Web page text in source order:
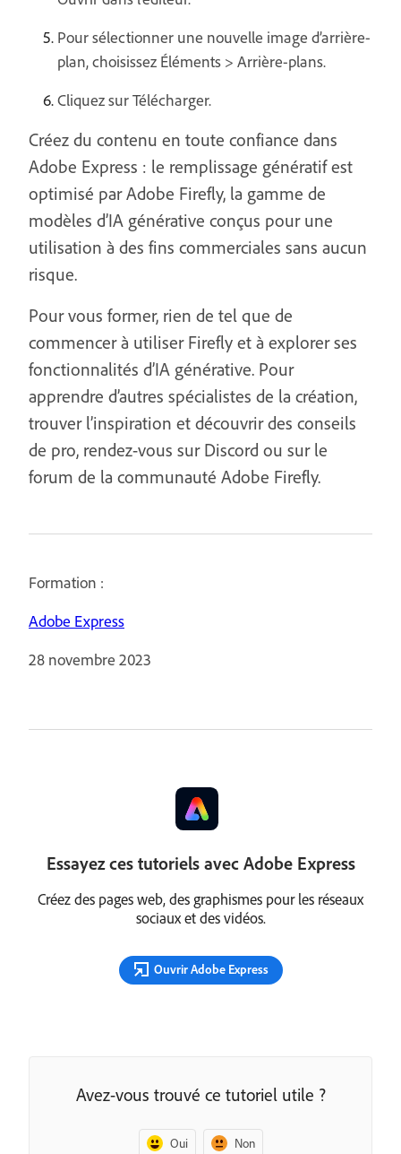
Pour sélectionner une nouvelle image d’arrière-
plan, choisissez Éléments > Arrière-plans.
Cliquez sur Télécharger.
Créez du contenu en toute confiance dans
Adobe Express : le remplissage génératif est
optimisé par Adobe Firefly, la gamme de
modèles d’IA générative conçus pour une
utilisation à des fins commerciales sans aucun
risque.
Pour vous former, rien de tel que de
commencer à utiliser Firefly et à explorer ses
fonctionnalités d’IA générative. Pour
apprendre d’autres spécialistes de la création,
trouver l’inspiration et découvrir des conseils
de pro, rendez-vous sur Discord ou sur le
forum de la communauté Adobe Firefly.
Formation :
Adobe Express
28 novembre 2023
Essayez ces tutoriels avec Adobe Express
Créez des pages web, des graphismes pour les réseaux
sociaux et des vidéos.
Ouvrir Adobe Express
Avez-vous trouvé ce tutoriel utile ?
Oui Non